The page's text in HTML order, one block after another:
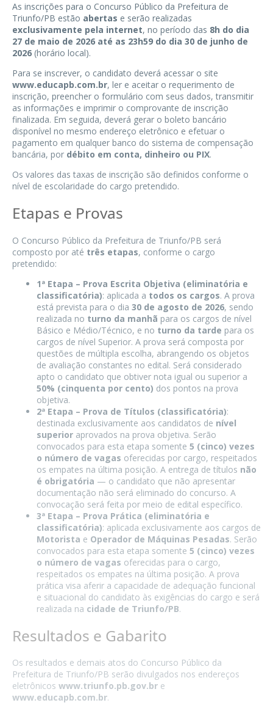
As inscrições para o Concurso Público da Prefeitura de
Triunfo/PB estão abertas e serão realizadas
exclusivamente pela internet, no período das 8h do dia
27 de maio de 2026 até as 23h59 do dia 30 de junho de
2026 (horário local).
Para se inscrever, o candidato deverá acessar o site
www.educapb.com.br, ler e aceitar o requerimento de
inscrição, preencher o formulário com seus dados, transmitir
as informações e imprimir o comprovante de inscrição
finalizada. Em seguida, deverá gerar o boleto bancário
disponível no mesmo endereço eletrônico e efetuar o
pagamento em qualquer banco do sistema de compensação
bancária, por débito em conta, dinheiro ou PIX.
Os valores das taxas de inscrição são definidos conforme o
nível de escolaridade do cargo pretendido.
Etapas e Provas
O Concurso Público da Prefeitura de Triunfo/PB será
composto por até três etapas, conforme o cargo
pretendido:
1ª Etapa – Prova Escrita Objetiva (eliminatória e
classificatória): aplicada a todos os cargos. A prova
está prevista para o dia 30 de agosto de 2026, sendo
realizada no turno da manhã para os cargos de nível
Básico e Médio/Técnico, e no turno da tarde para os
cargos de nível Superior. A prova será composta por
questões de múltipla escolha, abrangendo os objetos
de avaliação constantes no edital. Será considerado
apto o candidato que obtiver nota igual ou superior a
50% (cinquenta por cento) dos pontos na prova
objetiva.
2ª Etapa – Prova de Títulos (classificatória):
destinada exclusivamente aos candidatos de nível
superior aprovados na prova objetiva. Serão
convocados para esta etapa somente 5 (cinco) vezes
o número de vagas oferecidas por cargo, respeitados
os empates na última posição. A entrega de títulos não
é obrigatória — o candidato que não apresentar
documentação não será eliminado do concurso. A
convocação será feita por meio de edital específico.
3ª Etapa – Prova Prática (eliminatória e
classificatória): aplicada exclusivamente aos cargos de
Motorista e Operador de Máquinas Pesadas. Serão
convocados para esta etapa somente 5 (cinco) vezes
o número de vagas oferecidas para o cargo,
respeitados os empates na última posição. A prova
prática visa aferir a capacidade de adequação funcional
e situacional do candidato às exigências do cargo e será
realizada na cidade de Triunfo/PB.
Resultados e Gabarito
Os resultados e demais atos do Concurso Público da
Prefeitura de Triunfo/PB serão divulgados nos endereços
eletrônicos www.triunfo.pb.gov.br e
www.educapb.com.br.